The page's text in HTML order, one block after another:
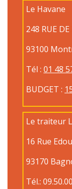
Le Havane
248 RUE DE
93100
Tél : 01 48
BUDGET :
Le traiteur
16 Rue
93170
Tél.: